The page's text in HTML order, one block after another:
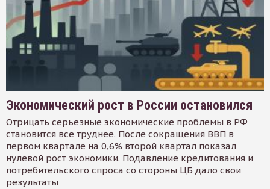
Экономический рост в России остановился
Отрицать серьезные экономические проблемы в РФ
становится все труднее. После сокращения ВВП в
первом квартале на 0,6% второй квартал показал
нулевой рост экономики. Подавление кредитования и
потребительского спроса со стороны ЦБ дало свои
результаты